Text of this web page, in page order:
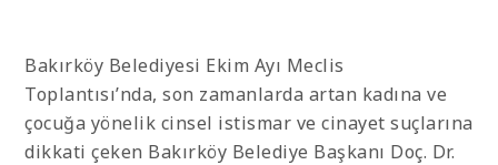
Bakırköy Belediyesi Ekim Ayı Meclis
Toplantısı’nda, son zamanlarda artan kadına ve
çocuğa yönelik cinsel istismar ve cinayet suçlarına
dikkati çeken Bakırköy Belediye Başkanı Doç. Dr.